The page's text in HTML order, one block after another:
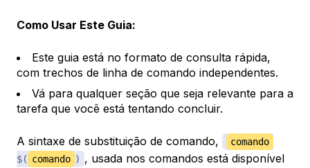
Como Usar Este Guia:
Este guia está no formato de consulta rápida,
com trechos de linha de comando independentes.
Vá para qualquer seção que seja relevante para a
tarefa que você está tentando concluir.
A sintaxe de substituição de comando,
comando
$( comando ) , usada nos comandos está disponível